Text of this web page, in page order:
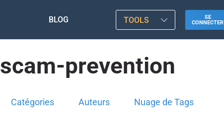
BLOG TOOLS
SE
CONNECTER
scam-prevention
Catégories Auteurs Nuage de Tags